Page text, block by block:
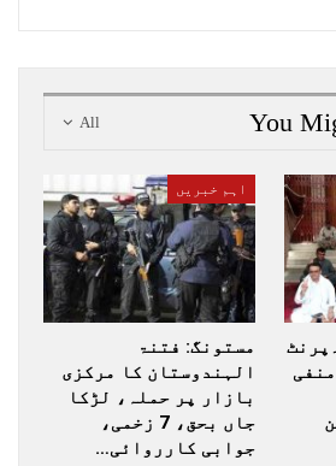
All You
اہم خبریں
مستونگ: فتنۃ
الہندوستان کا مرکزی
بازار پر حملہ، لڑکا
جاں بحق، 7 زخمی،
جوابی کارروائی…